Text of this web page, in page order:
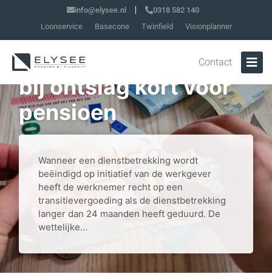
info@elysee.nl
0318 582 140
Loonservice
Basecone Twinfield Visionplanner
Contact
Geen matiging
transitievergoeding
bij ontslag kort voor
pensioen
Wanneer een dienstbetrekking wordt
beëindigd op initiatief van de werkgever
heeft de werknemer recht op een
transitievergoeding als de dienstbetrekking
langer dan 24 maanden heeft geduurd. De
wettelijke...